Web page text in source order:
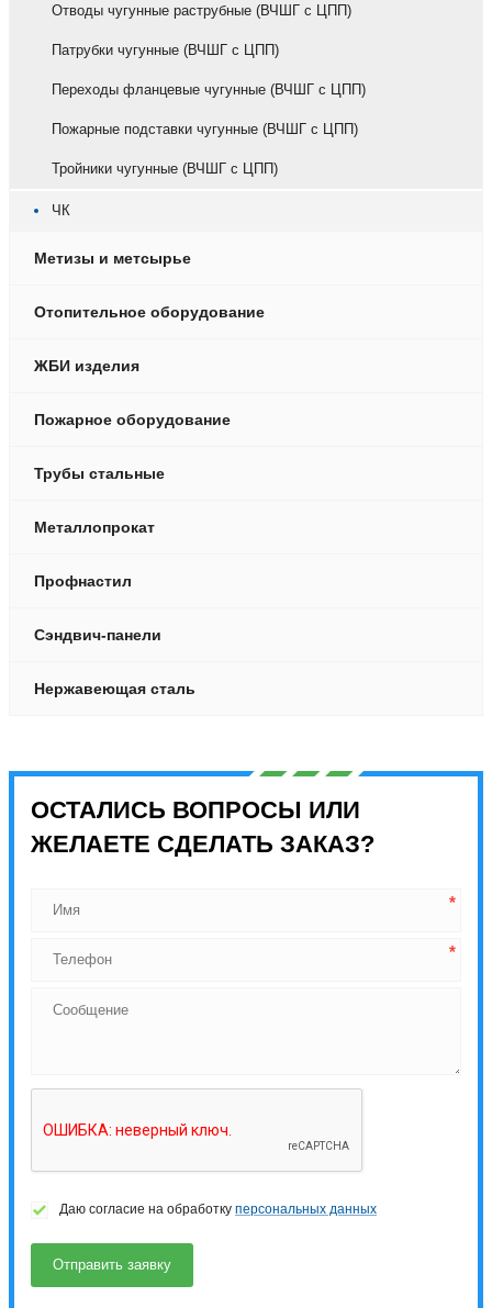
Отводы чугунные раструбные (ВЧШГ с ЦПП)
Патрубки чугунные (ВЧШГ с ЦПП)
Переходы фланцевые чугунные (ВЧШГ с ЦПП)
Пожарные подставки чугунные (ВЧШГ с ЦПП)
Тройники чугунные (ВЧШГ с ЦПП)
ЧК
Метизы и метсырье
Отопительное оборудование
ЖБИ изделия
Пожарное оборудование
Трубы стальные
Металлопрокат
Профнастил
Сэндвич-панели
Нержавеющая сталь
ОСТАЛИСЬ ВОПРОСЫ ИЛИ
ЖЕЛАЕТЕ СДЕЛАТЬ ЗАКАЗ?
Даю согласие на обработку персональных данных